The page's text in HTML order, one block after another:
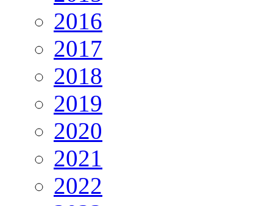
2016
2017
2018
2019
2020
2021
2022